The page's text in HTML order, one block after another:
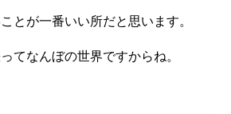
とが一番いい所だと思います。
てなんぼの世界ですからね。